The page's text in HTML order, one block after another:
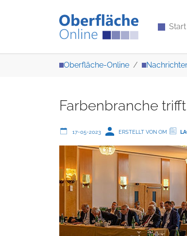
Start
Oberfläche-Online
Farbenbranche
17-05-2023 ERSTELLT VON OM